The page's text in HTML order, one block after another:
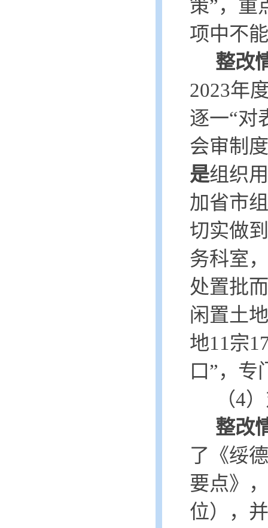
策”，重
项中不
整改
2023年
逐一“对
会审制
是组织
加省市
切实做
务科室
处置批
闲置土
地11宗
口”，专
（4）
整改
了《绥
要点》
位），